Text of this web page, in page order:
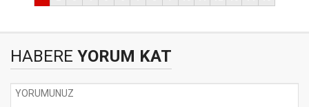
HABERE YORUM KAT